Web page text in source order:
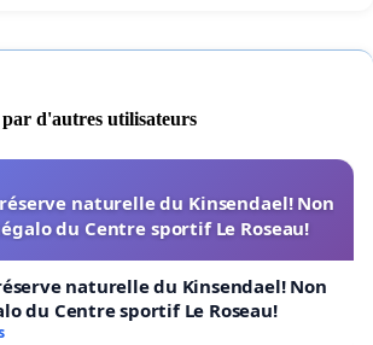
d'autres utilisateurs
naturelle du Kinsendael! Non
du Centre sportif Le Roseau!
naturelle du Kinsendael! Non
du Centre sportif Le Roseau!